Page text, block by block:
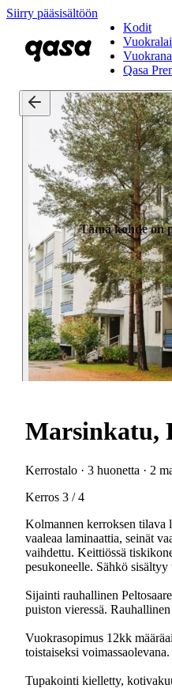
Siirry pääsisältöön
Kodit
Qasa
Tämä kohde on
Marsinkatu,
Kerrostalo · 3 huonetta · 2
Kerros 3 / 4
Kolmannen kerroksen tilava
vaaleaa laminaattia, seinät
vaihdettu. Keittiössä
pesukoneelle. Sähkö sisältyy
Sijainti rauhallinen
puiston vieressä.
Vuokrasopimus 12kk
toistaiseksi voimassaolevana.
Tupakointi kielletty,